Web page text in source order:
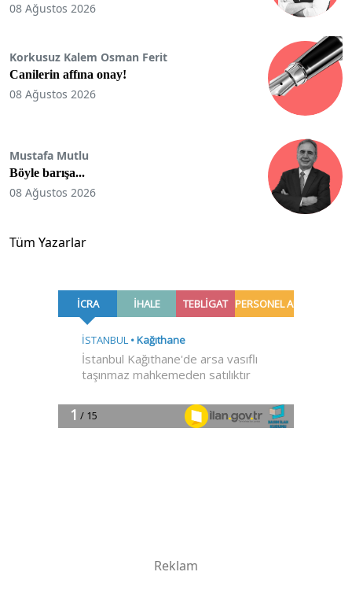
08 Ağustos 2026
Korkusuz Kalem Osman Ferit
Canilerin affına onay!
08 Ağustos 2026
Mustafa Mutlu
Böyle barışa...
08 Ağustos 2026
Tüm Yazarlar